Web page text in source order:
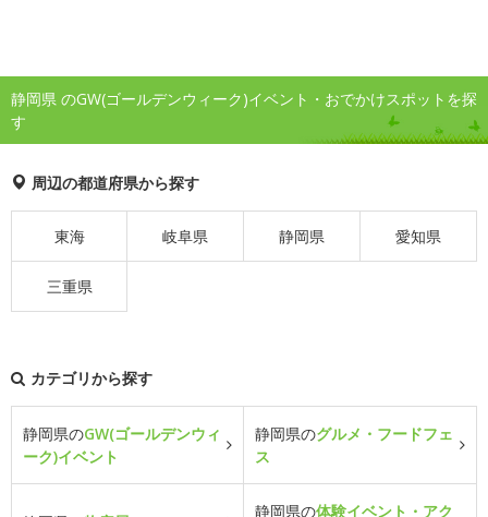
静岡県 のGW(ゴールデンウィーク)イベント・おでかけスポットを探
す
周辺の都道府県から探す
東海 岐阜県 静岡県 愛知県
三重県
カテゴリから探す
静岡県のGW(ゴールデンウィ
ーク)イベント
静岡県のグルメ・フードフェ
ス
静岡県の体験イベント・アク